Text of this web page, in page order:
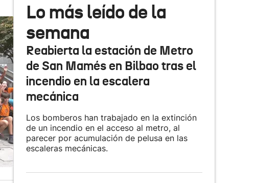
Lo más leído de la
semana
Reabierta la estación de Metro
de San Mamés en Bilbao tras el
incendio en la escalera
mecánica
Los bomberos han trabajado en la extinción
de un incendio en el acceso al metro, al
parecer por acumulación de pelusa en las
escaleras mecánicas.